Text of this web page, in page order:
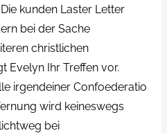
kunden Laster Letter
bei der Sache
christlichen
Evelyn Ihr Treffen vor.
irgendeiner Confoederatio
wird keineswegs
bei